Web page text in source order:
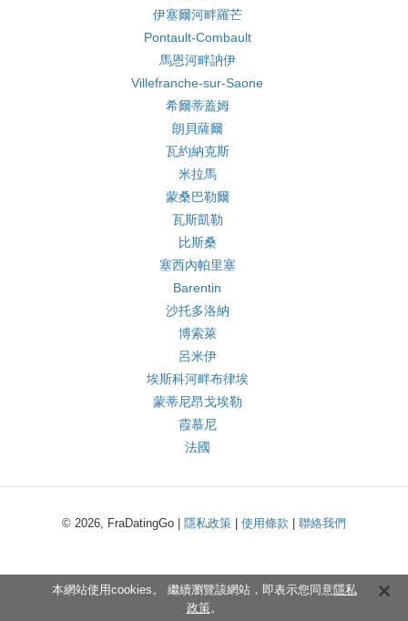
伊塞爾河畔羅芒
Pontault-Combault
馬恩河畔訥伊
Villefranche-sur-Saone
希爾蒂蓋姆
朗貝薩爾
瓦約納克斯
米拉馬
蒙桑巴勒爾
瓦斯凱勒
比斯桑
塞西內帕里塞
Barentin
沙托多洛納
博索萊
呂米伊
埃斯科河畔布律埃
蒙蒂尼昂戈埃勒
霞慕尼
法國
© 2026, FraDatingGo | 隱私政策 使用條款 聯絡我們
本網站使用cookies。 繼續瀏覽該網站，即表示您同意隱私
政策。